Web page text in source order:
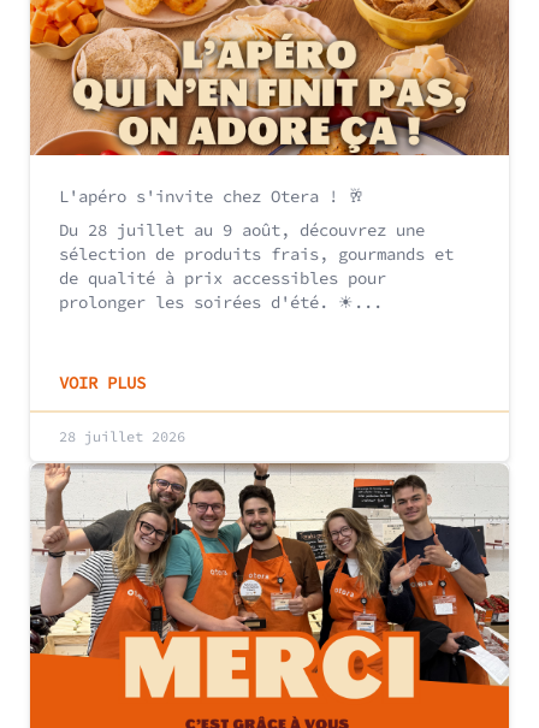
L'apéro s'invite chez Otera ! 🥂
Du 28 juillet au 9 août, découvrez une
sélection de produits frais, gourmands et
de qualité à prix accessibles pour
prolonger les soirées d'été. ☀...
VOIR PLUS
28 juillet 2026